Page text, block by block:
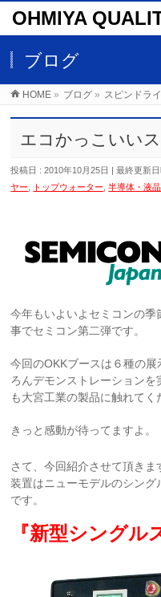
OHMIYA
ブログ
HOME » ブログ » スピンドラ
エコかっこいい
投稿日 : 2010年10月25日 最終更新
ヤー
トップウォーター ,半導体・液晶
今年もいよいよセミコンの季
事でセミコン第二弾です。
今回のOKKブースは６種の
ろんデモンストレーションを
も大宮工業の製品に触れてく
きっと感動が待ってますよ。
さて、今回紹介させて頂きま
装置はニューモデルのシン
です。
『新型シングル